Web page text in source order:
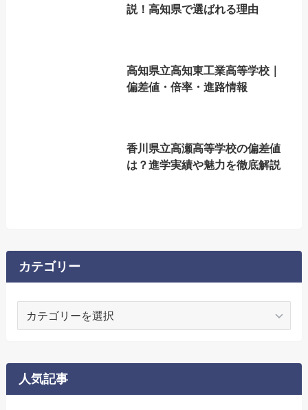
説！高知県で選ばれる理由
高知県立高知東工業高等学校｜
偏差値・倍率・進路情報
香川県立高瀬高等学校の偏差値
は？進学実績や魅力を徹底解説
カテゴリー
ー
人気記事